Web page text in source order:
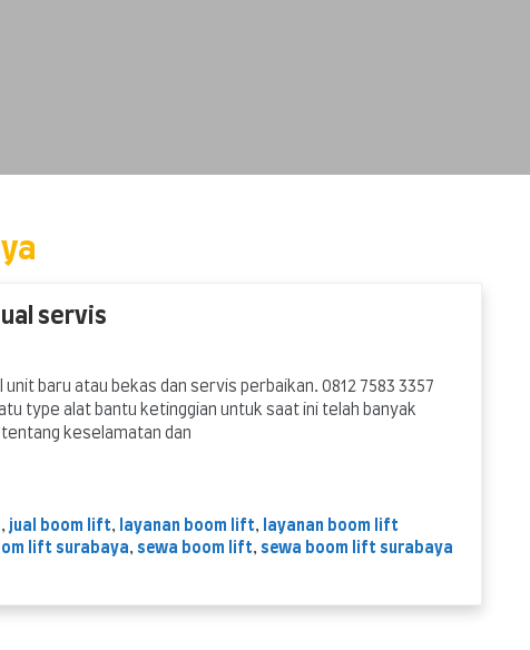
servis
baru atau bekas dan servis perbaikan. 0812 7583 3357
type alat bantu ketinggian untuk saat ini telah banyak
tentang keselamatan dan
, jual boom lift, layanan boom lift,
layanan boom lift
lift surabaya, sewa boom lift, sewa boom lift surabaya